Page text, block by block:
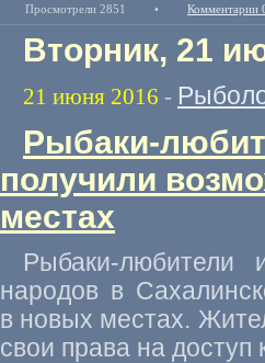
Просмотрели 2851 • Комментарии
Вторник, 21
21 июня 2016 -
Рыбаки-
получили
местах
Рыбаки-любители
народов в
в новых местах.
свои права на